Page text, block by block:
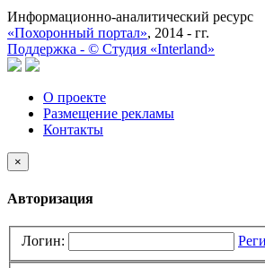
Информационно-аналитический ресурс
«Похоронный портал», 2014 - гг.
Поддержка - © Cтудия «Interland»
О проекте
Размещение рекламы
Контакты
×
Авторизация
Логин: